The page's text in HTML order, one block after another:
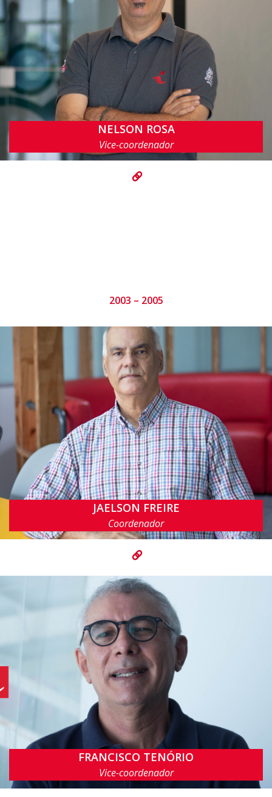
NELSON ROSA
Vice-coordenador
nsr@cin.ufpe.br
2003 – 2005
JAELSON FREIRE
Coordenador
jbc@cin.ufpe.br
FRANCISCO TENÓRIO
Vice-coordenador
fatc@cin.ufpe.br